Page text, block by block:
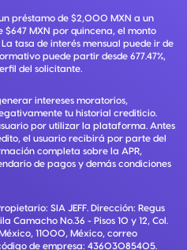
préstamo de $2,000 MXN a un
$647 MXN por quincena, el monto
tasa de interés mensual puede ir de
puede partir desde 677.47%,
del solicitante.
intereses moratorios,
tu historial crediticio.
por utilizar la plataforma. Antes
el usuario recibirá por parte del
completa sobre la APR,
de pagos y demás condiciones
SIA JEFF. Dirección: Regus
Camacho No.36 - Pisos 10 y 12, Col.
11000, México, correo
de empresa: 43603085405.